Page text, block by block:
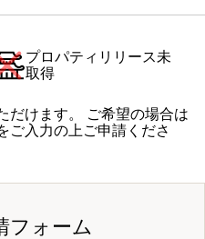
プロパティリリース未
取得
だけます。 ご希望の場合は
ご入力の上ご申請くださ
フォーム